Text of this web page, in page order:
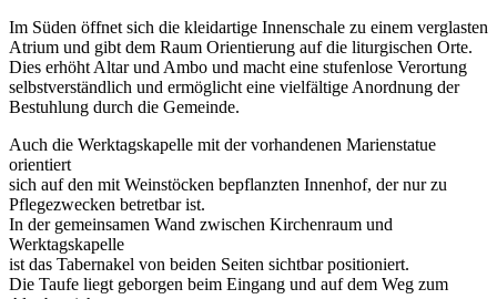
Im Süden öffnet sich die kleidartige Innenschale zu einem verglasten
Atrium und gibt dem Raum Orientierung auf die liturgischen Orte.
Dies erhöht Altar und Ambo und macht eine stufenlose Verortung
selbstverständlich und ermöglicht eine vielfältige Anordnung der
Bestuhlung durch die Gemeinde.
Auch die Werktagskapelle mit der vorhandenen Marienstatue
orientiert
sich auf den mit Weinstöcken bepflanzten Innenhof, der nur zu
Pflegezwecken betretbar ist.
In der gemeinsamen Wand zwischen Kirchenraum und
Werktagskapelle
ist das Tabernakel von beiden Seiten sichtbar positioniert.
Die Taufe liegt geborgen beim Eingang und auf dem Weg zum